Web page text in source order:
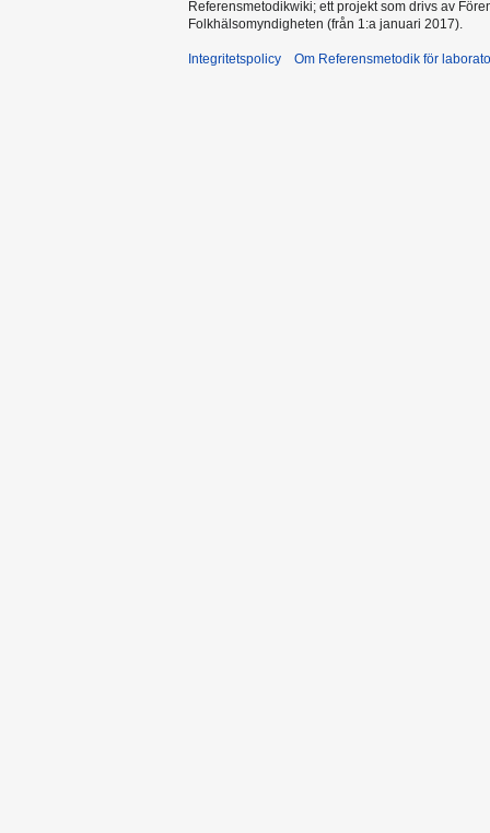
Referensmetodikwiki; ett projekt som drivs av
Folkhälsomyndigheten (från 1:a januari 2017).
Integritetspolicy Om Referensmetodik för